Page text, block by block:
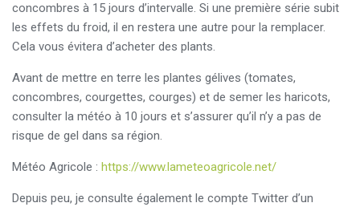
concombres à 15 jours d’intervalle. Si une première série subit
les effets du froid, il en restera une autre pour la remplacer.
Cela vous évitera d’acheter des plants.
Avant de mettre en terre les plantes gélives (tomates,
concombres, courgettes, courges) et de semer les haricots,
consulter la météo à 10 jours et s’assurer qu’il n’y a pas de
risque de gel dans sa région.
Météo Agricole : https://www.lameteoagricole.net/
Depuis peu, je consulte également le compte Twitter d’un